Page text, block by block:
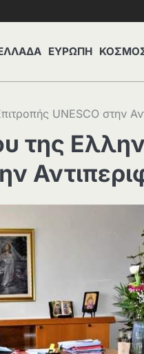
ΕΥΡΩΠΗ
UNESCO στην
της